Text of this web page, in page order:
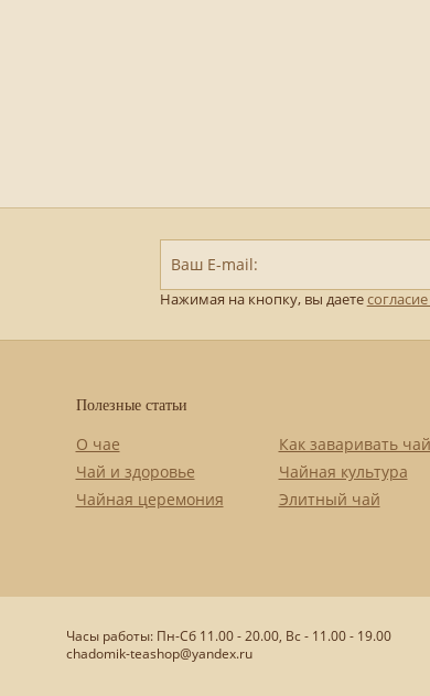
Ваш E-mail:
Нажимая на кнопку, вы даете
Полезные статьи
О чае
Чай и здоровье
Чайная церемония
Как заваривать чай
Чайная культура
Элитный чай
Часы работы: Пн-Сб 11.00 - 20.00, Вс - 11.00 - 19.00
chadomik-teashop@yandex.ru